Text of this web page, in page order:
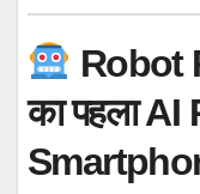
Robot
का पहला